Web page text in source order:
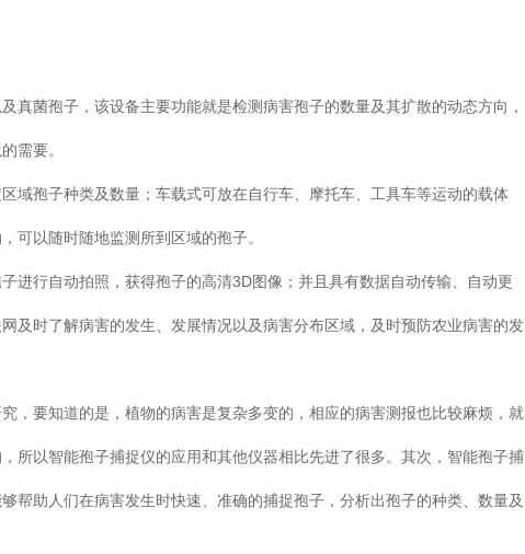
真菌孢子，该设备主要功能就是检测病害孢子的数量及其扩散的动态方向，
需要。
域孢子种类及数量；车载式可放在自行车、摩托车、工具车等运动的载体
可以随时随地监测所到区域的孢子。
进行自动拍照，获得孢子的高清3D图像；并且具有数据自动传输、自动更
及时了解病害的发生、发展情况以及病害分布区域，及时预防农业病害的发
，要知道的是，植物的病害是复杂多变的，相应的病害测报也比较麻烦，就
所以智能孢子捕捉仪的应用和其他仪器相比先进了很多。其次，智能孢子捕
帮助人们在病害发生时快速、准确的捕捉孢子，分析出孢子的种类、数量及